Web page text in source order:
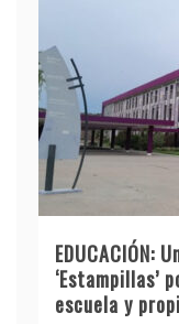
EDUCACIÓN:
‘Estampillas’
escuela y